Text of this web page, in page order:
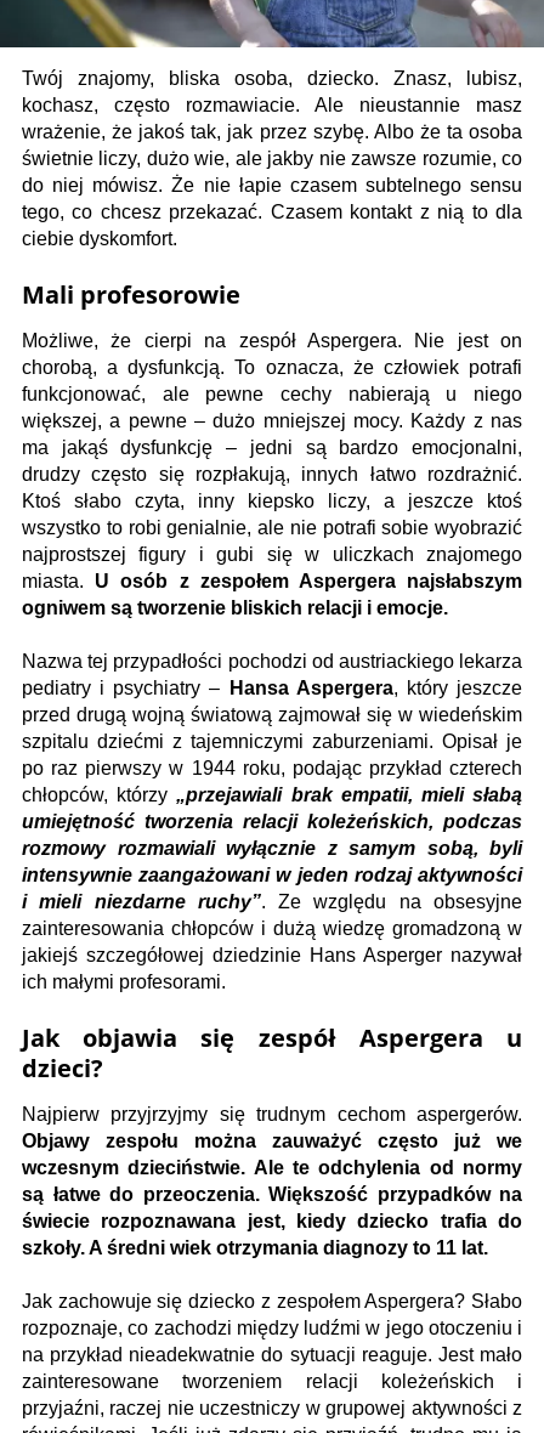
Twój znajomy, bliska osoba, dziecko. Znasz, lubisz,
kochasz, często rozmawiacie. Ale nieustannie masz
wrażenie, że jakoś tak, jak przez szybę. Albo że ta osoba
świetnie liczy, dużo wie, ale jakby nie zawsze rozumie, co
do niej mówisz. Że nie łapie czasem subtelnego sensu
tego, co chcesz przekazać. Czasem kontakt z nią to dla
ciebie dyskomfort.
Mali profesorowie
Możliwe, że cierpi na zespół Aspergera. Nie jest on
chorobą, a dysfunkcją. To oznacza, że człowiek potrafi
funkcjonować, ale pewne cechy nabierają u niego
większej, a pewne – dużo mniejszej mocy. Każdy z nas
ma jakąś dysfunkcję – jedni są bardzo emocjonalni,
drudzy często się rozpłakują, innych łatwo rozdrażnić.
Ktoś słabo czyta, inny kiepsko liczy, a jeszcze ktoś
wszystko to robi genialnie, ale nie potrafi sobie wyobrazić
najprostszej figury i gubi się w uliczkach znajomego
miasta. U osób z zespołem Aspergera najsłabszym
ogniwem są tworzenie bliskich relacji i emocje.
Nazwa tej przypadłości pochodzi od austriackiego lekarza
pediatry i psychiatry –
Hansa Aspergera, który jeszcze
przed drugą wojną światową zajmował się w wiedeńskim
szpitalu dziećmi z tajemniczymi zaburzeniami. Opisał je
po raz pierwszy w 1944 roku, podając przykład czterech
chłopców, którzy„przejawiali brak empatii, mieli słabą
umiejętność tworzenia relacji koleżeńskich, podczas
rozmowy rozmawiali wyłącznie z samym sobą, byli
intensywnie zaangażowani w jeden rodzaj aktywności
i mieli niezdarne ruchy”. Ze względu na obsesyjne
zainteresowania chłopców i dużą wiedzę gromadzoną w
jakiejś szczegółowej dziedzinie Hans Asperger nazywał
ich małymi profesorami.
Jak objawia się zespół Aspergera u
dzieci?
Najpierw przyjrzyjmy się trudnym cechom aspergerów.
Objawy zespołu można zauważyć często już we
wczesnym dzieciństwie. Ale te odchylenia od normy
są łatwe do przeoczenia. Większość przypadków na
świecie rozpoznawana jest, kiedy dziecko trafia do
szkoły. A średni wiek otrzymania diagnozy to 11 lat.
Jak zachowuje się dziecko z zespołem Aspergera? Słabo
rozpoznaje, co zachodzi między ludźmi w jego otoczeniu i
na przykład nieadekwatnie do sytuacji reaguje. Jest mało
zainteresowane tworzeniem relacji koleżeńskich i
przyjaźni, raczej nie uczestniczy w grupowej aktywności z